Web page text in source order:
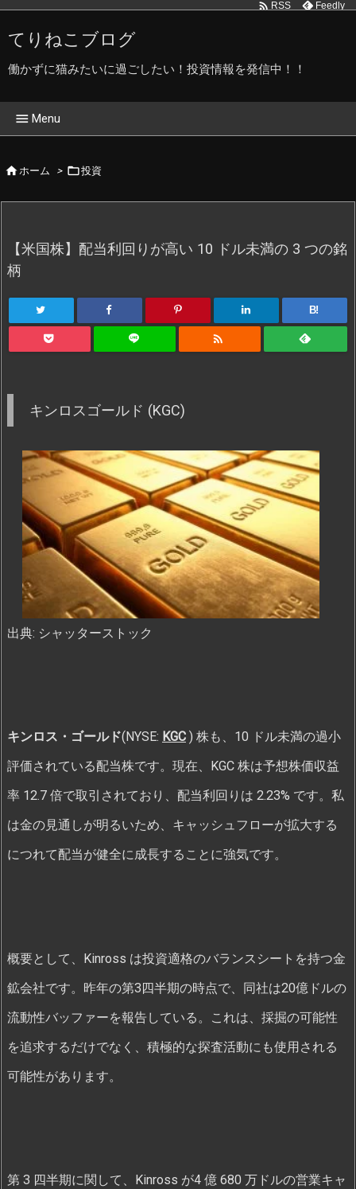
てりねこブログ
働かずに猫みたいに過ごしたい！投資情報を発信中！！
Menu
プライバシーポリシー
 RSS Feedly
ホーム > 投資
【米国株】配当利回りが高い 10 ドル未満の 3 つの銘
柄
B!

キンロスゴールド (KGC)
出典: シャッターストック
キンロス・ゴールド(NYSE: KGC ) 株も、10 ドル未満の過小
評価されている配当株です。現在、KGC 株は予想株価収益
率 12.7 倍で取引されており、配当利回りは 2.23% です。私
は金の見通しが明るいため、キャッシュフローが拡大する
につれて配当が健全に成長することに強気です。
概要として、Kinross は投資適格のバランスシートを持つ金
鉱会社です。昨年の第3四半期の時点で、同社は20億ドルの
流動性バッファーを報告している。これは、採掘の可能性
を追求するだけでなく、積極的な探査活動にも使用される
可能性があります。
第 3 四半期に関して、Kinross が4 億 680 万ドルの営業キャ